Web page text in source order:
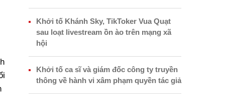
Khởi tố Khánh Sky, TikToker Vua Quạt
sau loạt livestream ồn ào trên mạng xã
hội
Khởi tố ca sĩ và giám đốc công ty truyền
thông về hành vi xâm phạm quyền tác giả